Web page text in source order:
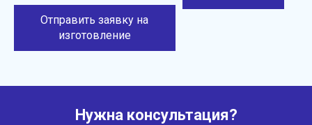
Отправить заявку на
изготовление
Нужна консультация?